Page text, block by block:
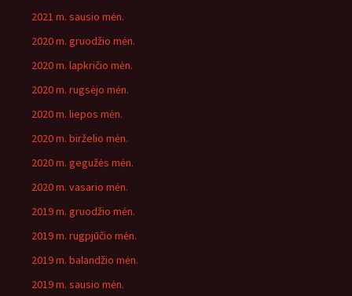
2021 m. sausio mėn.
2020 m. gruodžio mėn.
2020 m. lapkričio mėn.
2020 m. rugsėjo mėn.
2020 m. liepos mėn.
2020 m. birželio mėn.
2020 m. gegužės mėn.
2020 m. vasario mėn.
2019 m. gruodžio mėn.
2019 m. rugpjūčio mėn.
2019 m. balandžio mėn.
2019 m. sausio mėn.